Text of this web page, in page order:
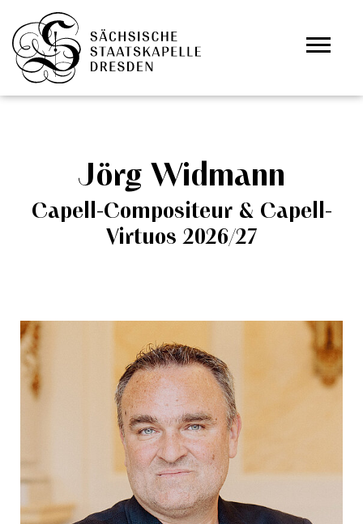
Zum Hauptinhalt springen
Jörg Widmann
Capell-Compositeur & Capell-
Virtuos 2026/27
Cookie-Einstellungen